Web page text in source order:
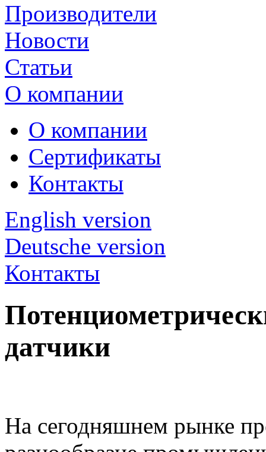
Производители
Новости
Статьи
О компании
О компании
Сертификаты
Контакты
English version
Deutsche version
Контакты
датчики
На сегодняшнем рынке